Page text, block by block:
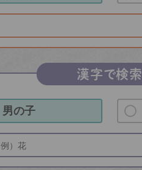
漢字で検索
男の子